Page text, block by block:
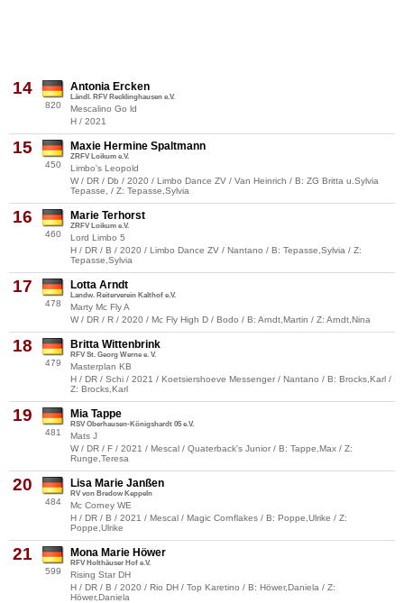
14
820
Antonia Ercken
Ländl. RFV Recklinghausen e.V.
Mescalino Go ld
H / 2021
15
450
Maxie Hermine Spaltmann
ZRFV Loikum e.V.
Limbo's Leopold
W / DR / Db / 2020 / Limbo Dance ZV / Van Heinrich / B: ZG Britta u.Sylvia
Tepasse, / Z: Tepasse,Sylvia
16
460
Marie Terhorst
ZRFV Loikum e.V.
Lord Limbo 5
H / DR / B / 2020 / Limbo Dance ZV / Nantano / B: Tepasse,Sylvia / Z:
Tepasse,Sylvia
17
478
Lotta Arndt
Landw. Reiterverein Kalthof e.V.
Marty Mc Fly A
W / DR / R / 2020 / Mc Fly High D / Bodo / B: Arndt,Martin / Z: Arndt,Nina
18
479
Britta Wittenbrink
RFV St. Georg Werne e. V.
Masterplan KB
H / DR / Schi / 2021 / Koetsiershoeve Messenger / Nantano / B: Brocks,Karl /
Z: Brocks,Karl
19
481
Mia Tappe
RSV Oberhausen-Königshardt 05 e.V.
Mats J
W / DR / F / 2021 / Mescal / Quaterback's Junior / B: Tappe,Max / Z:
Runge,Teresa
20
484
Lisa Marie Janßen
RV von Bredow Keppeln
Mc Corney WE
H / DR / B / 2021 / Mescal / Magic Cornflakes / B: Poppe,Ulrike / Z:
Poppe,Ulrike
21
599
Mona Marie Höwer
RFV Holthäuser Hof e.V.
Rising Star DH
H / DR / B / 2020 / Rio DH / Top Karetino / B: Höwer,Daniela / Z:
Höwer,Daniela